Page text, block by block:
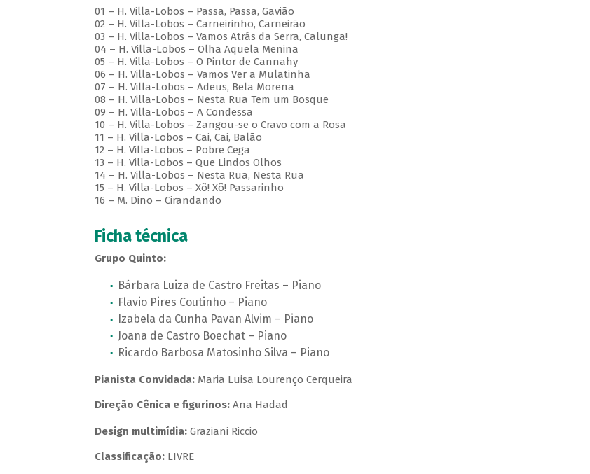
01 – H. Villa-Lobos – Passa, Passa, Gavião
02 – H. Villa-Lobos – Carneirinho, Carneirão
03 – H. Villa-Lobos – Vamos Atrás da Serra, Calunga!
04 – H. Villa-Lobos – Olha Aquela Menina
05 – H. Villa-Lobos – O Pintor de Cannahy
06 – H. Villa-Lobos – Vamos Ver a Mulatinha
07 – H. Villa-Lobos – Adeus, Bela Morena
08 – H. Villa-Lobos – Nesta Rua Tem um Bosque
09 – H. Villa-Lobos – A Condessa
10 – H. Villa-Lobos – Zangou-se o Cravo com a Rosa
11 – H. Villa-Lobos – Cai, Cai, Balão
12 – H. Villa-Lobos – Pobre Cega
13 – H. Villa-Lobos – Que Lindos Olhos
14 – H. Villa-Lobos – Nesta Rua, Nesta Rua
15 – H. Villa-Lobos – Xô! Xô! Passarinho
16 – M. Dino – Cirandando
Ficha técnica
Grupo Quinto:
Bárbara Luiza de Castro Freitas – Piano
Flavio Pires Coutinho – Piano
Izabela da Cunha Pavan Alvim – Piano
Joana de Castro Boechat – Piano
Ricardo Barbosa Matosinho Silva – Piano
Pianista Convidada: Maria Luisa Lourenço Cerqueira
Direção Cênica e figurinos:Ana Hadad
Design multimídia:Graziani Riccio
Classificação:LIVRE